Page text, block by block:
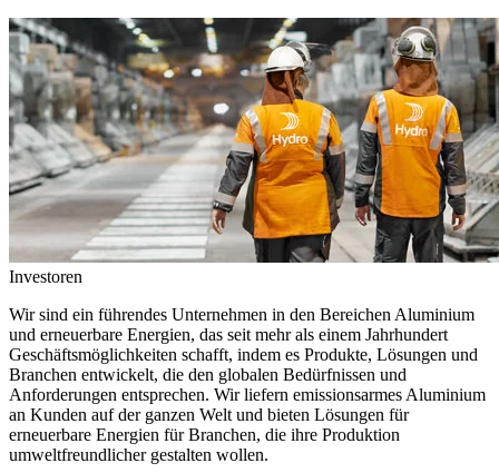
Investoren
Wir sind ein führendes Unternehmen in den Bereichen Aluminium
und erneuerbare Energien, das seit mehr als einem Jahrhundert
Geschäftsmöglichkeiten schafft, indem es Produkte, Lösungen und
Branchen entwickelt, die den globalen Bedürfnissen und
Anforderungen entsprechen. Wir liefern emissionsarmes Aluminium
an Kunden auf der ganzen Welt und bieten Lösungen für
erneuerbare Energien für Branchen, die ihre Produktion
umweltfreundlicher gestalten wollen.